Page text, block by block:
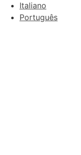
Italiano
Português